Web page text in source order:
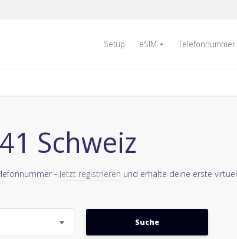
Setup eSIM Telefonnummer
Schweiz
- Jetzt registrieren und erhalte deine erste